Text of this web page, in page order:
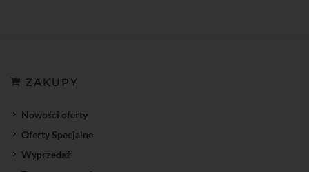
ZAKUPY
Nowości oferty
Oferty Specjalne
Wyprzedaż